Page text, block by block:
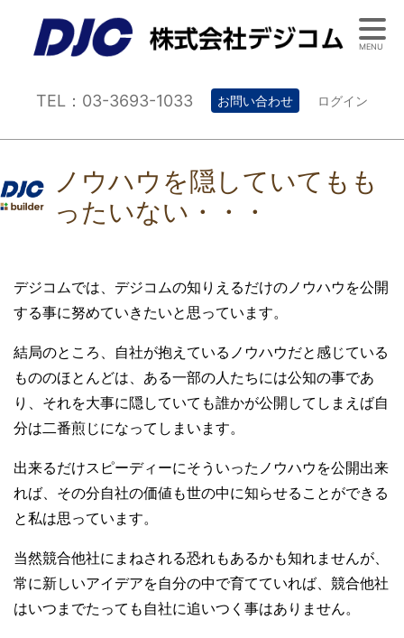
TEL：03-3693-1033 お問い合わせ ログイン
ノウハウを隠していてもも
ったいない・・・
デジコムでは、デジコムの知りえるだけのノウハウを公開
する事に努めていきたいと思っています。
結局のところ、自社が抱えているノウハウだと感じている
もののほとんどは、ある一部の人たちには公知の事であ
り、それを大事に隠していても誰かが公開してしまえば自
分は二番煎じになってしまいます。
出来るだけスピーディーにそういったノウハウを公開出来
れば、その分自社の価値も世の中に知らせることができる
と私は思っています。
当然競合他社にまねされる恐れもあるかも知れませんが、
常に新しいアイデアを自分の中で育てていれば、競合他社
はいつまでたっても自社に追いつく事はありません。
MENU